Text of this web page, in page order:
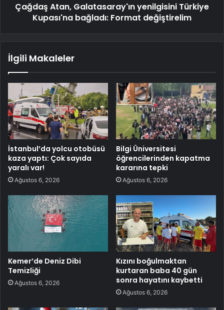
Çağdaş Atan, Galatasaray'ın yenilgisini Türkiye
Kupası'na bağladı: Format değiştirelim
İlgili Makaleler
İstanbul’da yolcu otobüsü
kaza yaptı: Çok sayıda
yaralı var!
Ağustos 6, 2026
Bilgi Üniversitesi
öğrencilerinden kapatma
kararına tepki
Ağustos 6, 2026
Kemer’de Deniz Dibi
Temizliği
Ağustos 6, 2026
Kızını boğulmaktan
kurtaran baba 40 gün
sonra hayatını kaybetti
Ağustos 6, 2026